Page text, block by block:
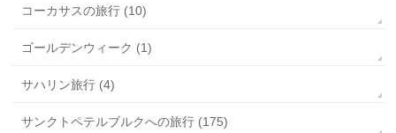
コーカサスの旅行 (10)
ゴールデンウィーク (1)
サハリン旅行 (4)
サンクトペテルブルクへの旅行 (175)